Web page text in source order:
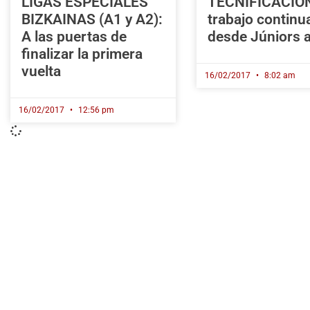
BIZKAINAS (A1 y A2):
A las puertas de
finalizar la primera
vuelta
16/02/2017 12:56 pm
trabajo
desde Júniors
16/02/2017 8:02 am